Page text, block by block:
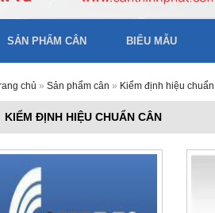
SẢN PHẨM CÂN BIỂU MẪU
chủ » Sản phẩm cân » Kiểm định hiệu
KIỂM ĐỊNH HIỆU CHUẨN CÂN